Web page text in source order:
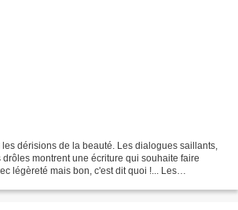
dérisions de la beauté. Les dialogues saillants,
montrent une écriture qui souhaite faire
légèreté mais bon, c'est dit quoi !... Les